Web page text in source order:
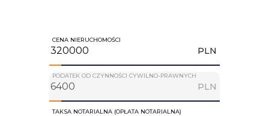
CENA NIERUCHOMOŚCI
PLN
PODATEK OD CZYNNOŚCI CYWILNO-PRAWNYCH
PLN
TAKSA NOTARIALNA (OPŁATA NOTARIALNA)